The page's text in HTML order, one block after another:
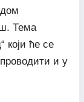
Тема
који ће се
и у